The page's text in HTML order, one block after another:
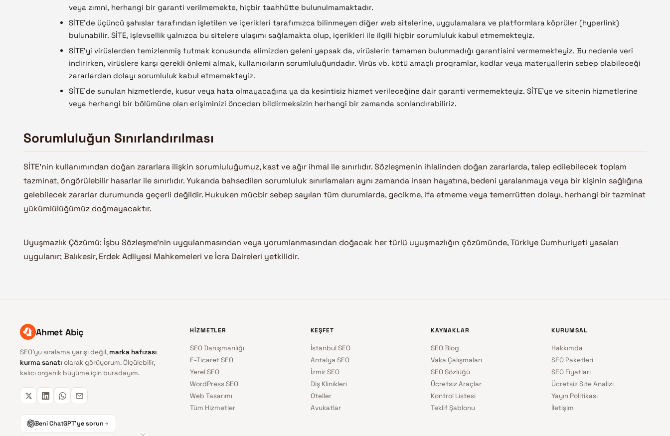
veya zımni, herhangi bir garanti verilmemekte, hiçbir taahhütte bulunulmamaktadır.
SİTE’de üçüncü şahıslar tarafından işletilen ve içerikleri tarafımızca bilinmeyen diğer web sitelerine, uygulamalara ve platformlara köprüler (hyperlink)
bulunabilir. SİTE, işlevsellik yalnızca bu sitelere ulaşımı sağlamakta olup, içerikleri ile ilgili hiçbir sorumluluk kabul etmemekteyiz.
SİTE’yi virüslerden temizlenmiş tutmak konusunda elimizden geleni yapsak da, virüslerin tamamen bulunmadığı garantisini vermemekteyiz. Bu nedenle veri
indirirken, virüslere karşı gerekli önlemi almak, kullanıcıların sorumluluğundadır. Virüs vb. kötü amaçlı programlar, kodlar veya materyallerin sebep olabileceği
zararlardan dolayı sorumluluk kabul etmemekteyiz.
SİTE’de sunulan hizmetlerde, kusur veya hata olmayacağına ya da kesintisiz hizmet verileceğine dair garanti vermemekteyiz. SİTE’ye ve sitenin hizmetlerine
veya herhangi bir bölümüne olan erişiminizi önceden bildirmeksizin herhangi bir zamanda sonlandırabiliriz.
Sorumluluğun Sınırlandırılması
SİTE’nin kullanımından doğan zararlara ilişkin sorumluluğumuz, kast ve ağır ihmal ile sınırlıdır. Sözleşmenin ihlalinden doğan zararlarda, talep edilebilecek toplam
tazminat, öngörülebilir hasarlar ile sınırlıdır. Yukarıda bahsedilen sorumluluk sınırlamaları aynı zamanda insan hayatına, bedeni yaralanmaya veya bir kişinin sağlığına
gelebilecek zararlar durumunda geçerli değildir. Hukuken mücbir sebep sayılan tüm durumlarda, gecikme, ifa etmeme veya temerrütten dolayı, herhangi bir tazminat
yükümlülüğümüz doğmayacaktır.
Uyuşmazlık Çözümü: İşbu Sözleşme’nin uygulanmasından veya yorumlanmasından doğacak her türlü uyuşmazlığın çözümünde, Türkiye Cumhuriyeti yasaları
uygulanır; Balıkesir, Erdek Adliyesi Mahkemeleri ve İcra Daireleri yetkilidir.
Ahmet Abiç
SEO'yu sıralama yarışı değil, marka hafızası
kurma sanatı olarak görüyorum. Ölçülebilir,
kalıcı organik büyüme için buradayım.
Beni ChatGPT'ye sorun
HIZMETLER
SEO Danışmanlığı
E-Ticaret SEO
Yerel SEO
WordPress SEO
Web Tasarımı
Tüm Hizmetler
KEŞFET
İstanbul SEO
Antalya SEO
İzmir SEO
Diş Klinikleri
Oteller
Avukatlar
KAYNAKLAR
SEO Blog
Vaka Çalışmaları
SEO Sözlüğü
Ücretsiz Araçlar
Kontrol Listesi
Teklif Şablonu
KURUMSAL
Hakkımda
SEO Paketleri
SEO Fiyatları
Ücretsiz Site Analizi
Yayın Politikası
İletişim